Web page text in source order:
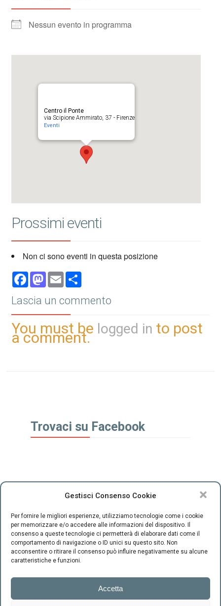
Gestisci Consenso Cookie
Per fornire le migliori esperienze, utilizziamo tecnologie come i cookie
per memorizzare e/o accedere alle informazioni del dispositivo. Il
consenso a queste tecnologie ci permetterà di elaborare dati come il
comportamento di navigazione o ID unici su questo sito. Non
acconsentire o ritirare il consenso può influire negativamente su alcune
caratteristiche e funzioni.
Accetta
Nessun evento in programma
Centro il Ponte
via Scipione Ammirato, 37 - Firenze
Eventi
Prossimi eventi
Non ci sono eventi in questa posizione
Facebook
Mastodon
Email
Lascia un commento
You must be logged in to post
a comment.
Trovaci su Facebook
CENTRO INTEGRATO DI SESSUOLOGIA "il Ponte" - C.F.
94220800489 -Cookie Policy-Privacy
Firenze
Ammirato, 37